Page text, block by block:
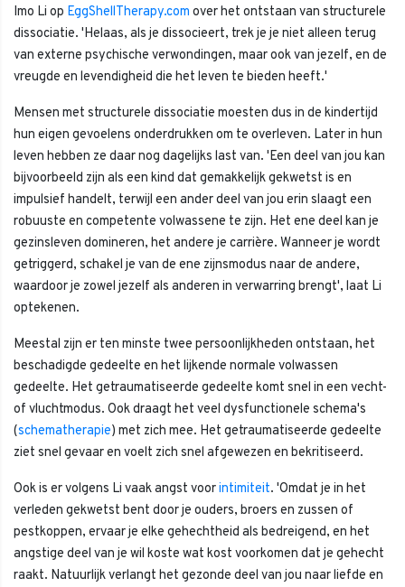
Imo Li op EggShellTherapy.com over het ontstaan van structurele
dissociatie. 'Helaas, als je dissocieert, trek je je niet alleen terug
van externe psychische verwondingen, maar ook van jezelf, en de
vreugde en levendigheid die het leven te bieden heeft.'
Mensen met structurele dissociatie moesten dus in de kindertijd
hun eigen gevoelens onderdrukken om te overleven. Later in hun
leven hebben ze daar nog dagelijks last van. 'Een deel van jou kan
bijvoorbeeld zijn als een kind dat gemakkelijk gekwetst is en
impulsief handelt, terwijl een ander deel van jou erin slaagt een
robuuste en competente volwassene te zijn. Het ene deel kan je
gezinsleven domineren, het andere je carrière. Wanneer je wordt
getriggerd, schakel je van de ene zijnsmodus naar de andere,
waardoor je zowel jezelf als anderen in verwarring brengt', laat Li
optekenen.
Meestal zijn er ten minste twee persoonlijkheden ontstaan, het
beschadigde gedeelte en het lijkende normale volwassen
gedeelte. Het getraumatiseerde gedeelte komt snel in een vecht-
of vluchtmodus. Ook draagt het veel dysfunctionele schema's
(schematherapie) met zich mee. Het getraumatiseerde gedeelte
ziet snel gevaar en voelt zich snel afgewezen en bekritiseerd.
Ook is er volgens Li vaak angst voorintimiteit. 'Omdat je in het
verleden gekwetst bent door je ouders, broers en zussen of
pestkoppen, ervaar je elke gehechtheid als bedreigend, en het
angstige deel van je wil koste wat kost voorkomen dat je gehecht
raakt. Natuurlijk verlangt het gezonde deel van jou naar liefde en